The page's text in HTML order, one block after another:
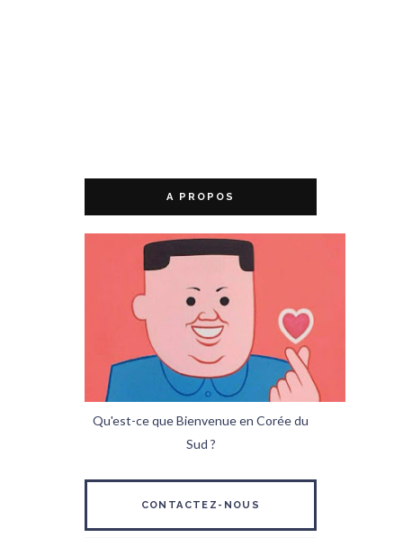
A PROPOS
Qu'est-ce que Bienvenue en Corée du
Sud ?
CONTACTEZ-NOUS